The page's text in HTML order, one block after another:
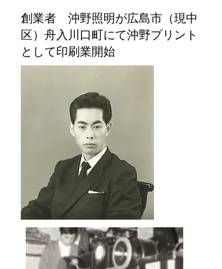
創業者 沖野照明が広島市（現中
区）舟入川口町にて沖野プリント
として印刷業開始